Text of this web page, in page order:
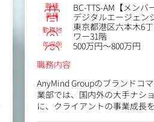
職種 BC-TTS-AM【メンバ
業種 デジタルエージェン
勤務地
東京都港区六本木6
ワー31階
年収例
500万円～800万円
職務内容
AnyMind Groupのブランドコ
業部では、国内外の大手ナシ
に、クライアントの事業成長